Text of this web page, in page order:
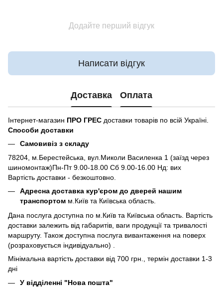
Додайте перший відгук
Написати відгук
Доставка Оплата
Інтернет-магазин ПРО ГРЕС доставки товарів по всій Україні.
Способи доставки
Самовивіз з складу
78204, м.Берестейська, вул.Миколи Василенка 1 (заїзд через
шиномонтаж)Пн-Пт 9.00-18.00 Сб 9.00-16.00 Нд: вих
Вартість доставки - безкоштовно.
Адресна доставка кур'єром до дверей нашим
транспортом м.Київ та Київська область.
Дана послуга доступна по м.Київ та Київська область. Вартість
доставки залежить від габаритів, ваги продукції та тривалості
маршруту. Також доступна послуга вивантаження на поверх
(розраховується індивідуально) .
Мінімальна вартість доставки від 700 грн., термін доставки 1-3
дні
У відділенні "Нова пошта"